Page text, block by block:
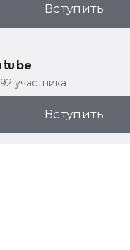
Вступить
участника
Вступить